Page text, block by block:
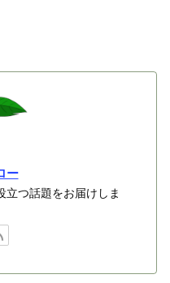
ー
立つ話題をお届けしま